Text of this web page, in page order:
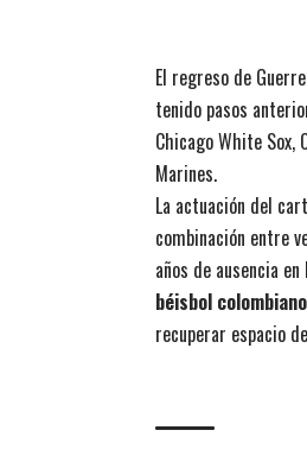
El regreso de
tenido pasos
Chicago White Sox,
Marines.
La actuación del
combinación entre
años de ausencia
béisbol
recuperar espacio